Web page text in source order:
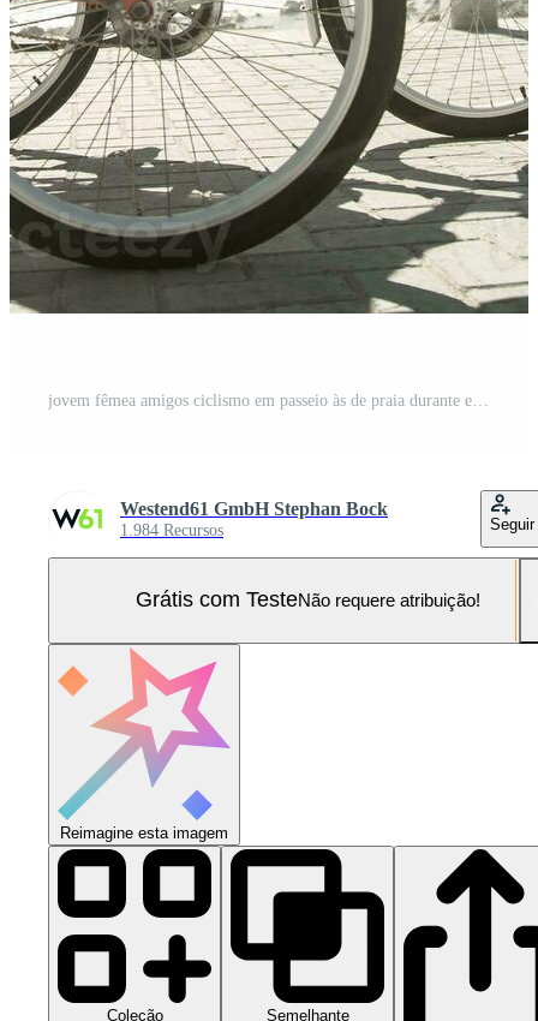
Westend61 GmbH Stephan Bock
1.984 Recursos Seguir
Grátis com TesteNão requere atribuição!
Reimagine esta imagem
Coleção Semelhante